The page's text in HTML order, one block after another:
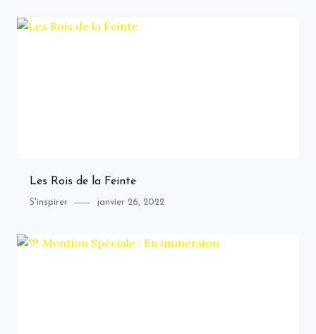
Les Rois de la Feinte
Category
S'inspirer
Posted
janvier 26, 2022